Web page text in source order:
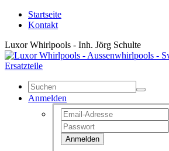
Startseite
Kontakt
Luxor Whirlpools - Inh. Jörg Schulte
Anmelden
Anmelden